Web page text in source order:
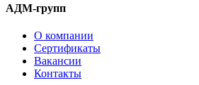
АДМ-групп
О компании
Сертификаты
Вакансии
Контакты